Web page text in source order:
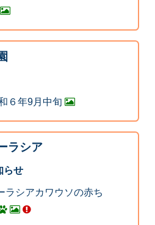
６年9月中旬
ラシア
らせ
ラシアカワウソの赤ち